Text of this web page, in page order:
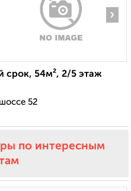
›
срок, 54м², 2/5 этаж
52
по интересным